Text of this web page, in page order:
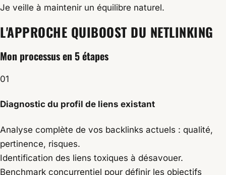
Je veille à maintenir un équilibre naturel.
L'APPROCHE QUIBOOST DU NETLINKING
Mon processus en 5 étapes
01
Diagnostic du profil de liens existant
Analyse complète de vos backlinks actuels : qualité,
pertinence, risques.
Identification des liens toxiques à désavouer.
Benchmark concurrentiel pour définir les objectifs